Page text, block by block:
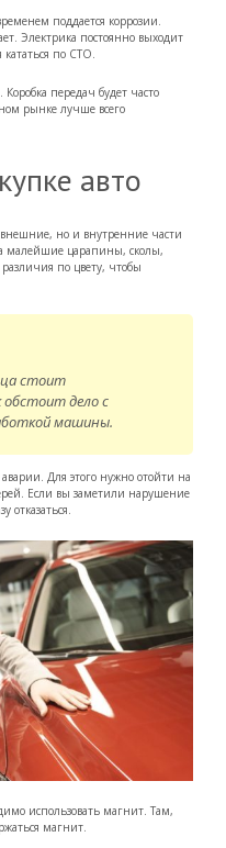
поддается коррозии.
Электрика постоянно выходит
кататься по СТО.
передач будет часто
рынке лучше всего
авто
но и внутренние части
малейшие царапины, сколы,
по цвету, чтобы
стоит
обстоит дело с
машины.
Для этого нужно отойти на
Если вы заметили нарушение
отказаться.
использовать магнит. Там,
магнит.